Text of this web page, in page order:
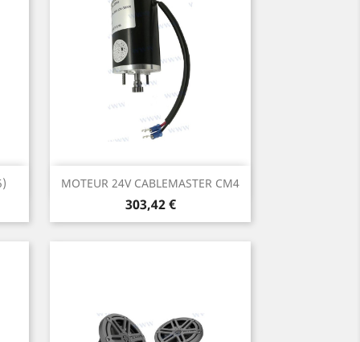
MOTEUR 24V CABLEMASTER CM4
Prix
303,42 €
Aperçu rapide